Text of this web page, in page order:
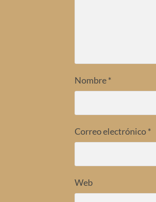
Nombre*
Correo electrónico*
Web